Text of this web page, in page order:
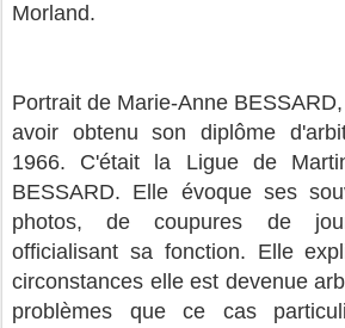
Morland.
Portrait de Marie-Anne
avoir obtenu son diplôme
1966. C'était la Ligue de
BESSARD. Elle évoque ses
photos, de coupures de
officialisant sa fonction. Elle
circonstances elle est devenue
problèmes que ce cas